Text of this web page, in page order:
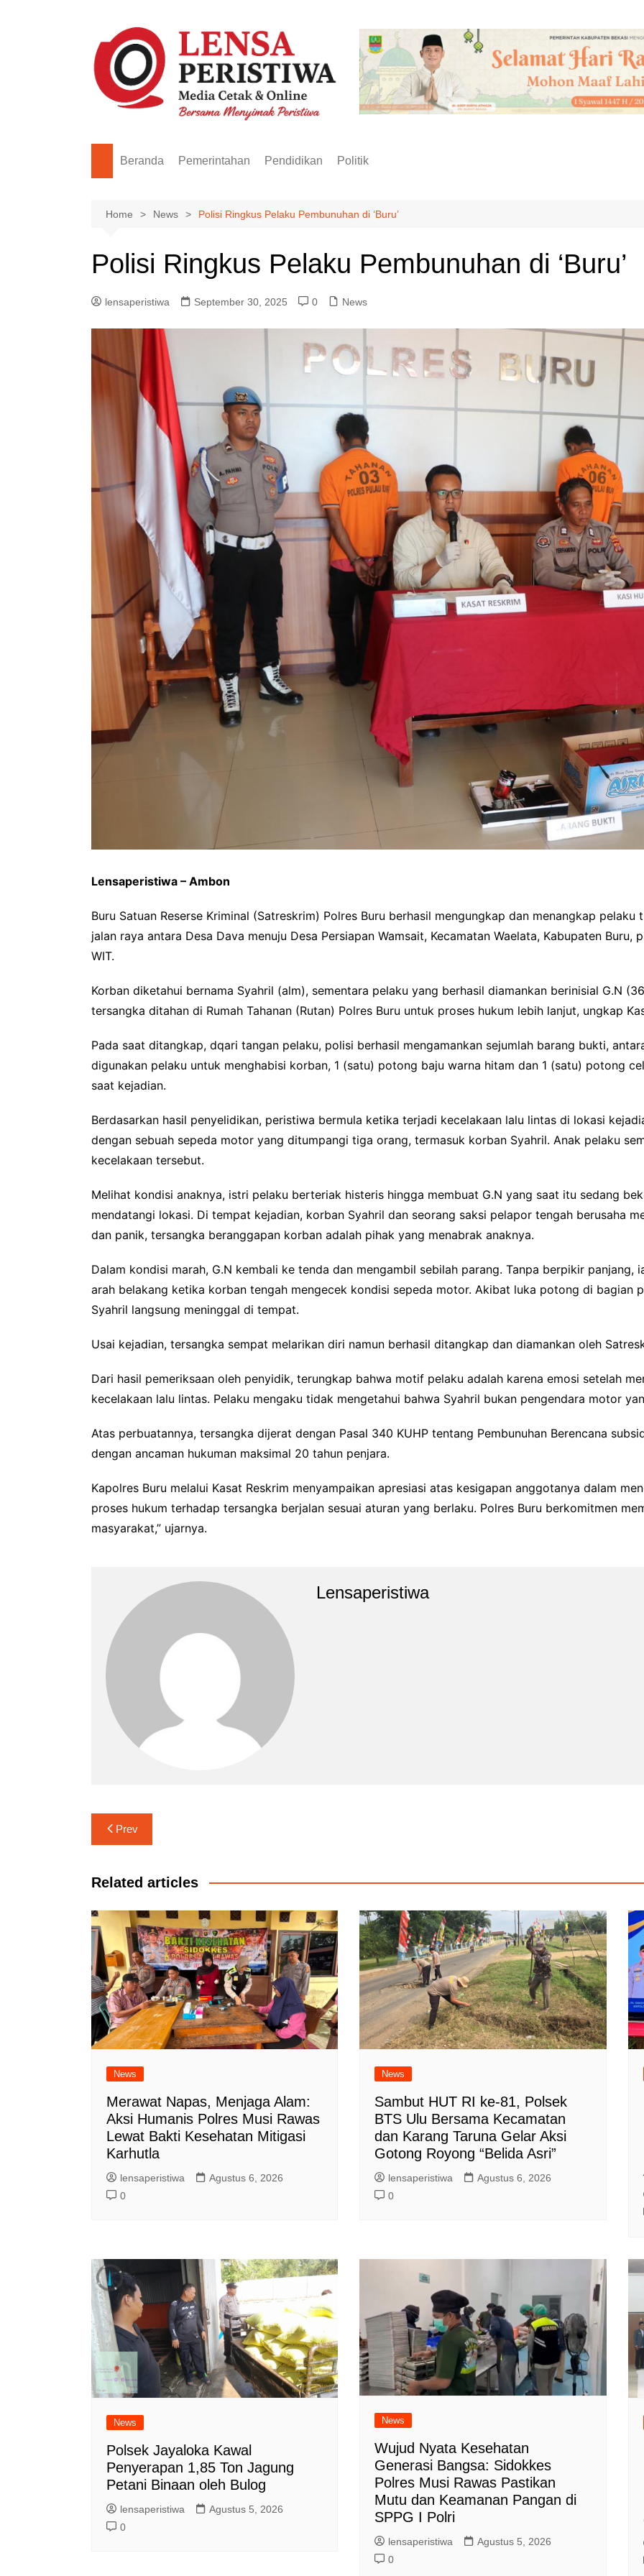
Beranda Pemerintahan Pendidikan Politik
Home News Polisi Ringkus Pelaku Pembunuhan di ‘Buru’
Polisi Ringkus Pelaku Pembunuhan di ‘Buru’
lensaperistiwa September 30, 2025 0 News
Lensaperistiwa – Ambon
Buru Satuan Reserse Kriminal (Satreskrim) Polres Buru berhasil mengungkap dan menangkap
jalan raya antara Desa Dava menuju Desa Persiapan Wamsait, Kecamatan Waelata, Kabupaten
WIT.
Korban diketahui bernama Syahril (alm), sementara pelaku yang berhasil diamankan berinisial G.N
tersangka ditahan di Rumah Tahanan (Rutan) Polres Buru untuk proses hukum lebih lanjut, ungkap
Pada saat ditangkap, dqari tangan pelaku, polisi berhasil mengamankan sejumlah barang bukti,
digunakan pelaku untuk menghabisi korban, 1 (satu) potong baju warna hitam dan 1 (satu) potong
saat kejadian.
Berdasarkan hasil penyelidikan, peristiwa bermula ketika terjadi kecelakaan lalu lintas di lokasi
dengan sebuah sepeda motor yang ditumpangi tiga orang, termasuk korban Syahril. Anak pelaku
kecelakaan tersebut.
Melihat kondisi anaknya, istri pelaku berteriak histeris hingga membuat G.N yang saat itu sedang
mendatangi lokasi. Di tempat kejadian, korban Syahril dan seorang saksi pelapor tengah berusaha
dan panik, tersangka beranggapan korban adalah pihak yang menabrak anaknya.
Dalam kondisi marah, G.N kembali ke tenda dan mengambil sebilah parang. Tanpa berpikir panjang,
arah belakang ketika korban tengah mengecek kondisi sepeda motor. Akibat luka potong di bagian
Syahril langsung meninggal di tempat.
Usai kejadian, tersangka sempat melarikan diri namun berhasil ditangkap dan diamankan oleh
Dari hasil pemeriksaan oleh penyidik, terungkap bahwa motif pelaku adalah karena emosi setelah
kecelakaan lalu lintas. Pelaku mengaku tidak mengetahui bahwa Syahril bukan pengendara motor
Atas perbuatannya, tersangka dijerat dengan Pasal 340 KUHP tentang Pembunuhan Berencana
dengan ancaman hukuman maksimal 20 tahun penjara.
Kapolres Buru melalui Kasat Reskrim menyampaikan apresiasi atas kesigapan anggotanya dalam
proses hukum terhadap tersangka berjalan sesuai aturan yang berlaku. Polres Buru berkomitmen
masyarakat,” ujarnya.
Lensaperistiwa
Navigasi
pos
Prev
Related articles
News
Merawat Napas, Menjaga Alam:
Aksi Humanis Polres Musi Rawas
Lewat Bakti Kesehatan Mitigasi
Karhutla
lensaperistiwa
Agustus 6, 2026
0
News
Sambut HUT RI ke-81, Polsek
BTS Ulu Bersama Kecamatan
dan Karang Taruna Gelar Aksi
Gotong Royong “Belida Asri”
lensaperistiwa
Agustus 6, 2026
0
News
Polsek Jayaloka Kawal
Penyerapan 1,85 Ton Jagung
Petani Binaan oleh Bulog
lensaperistiwa
Agustus 5, 2026
0
News
Wujud Nyata Kesehatan
Generasi Bangsa: Sidokkes
Polres Musi Rawas Pastikan
Mutu dan Keamanan Pangan di
SPPG I Polri
lensaperistiwa
Agustus 5, 2026
0